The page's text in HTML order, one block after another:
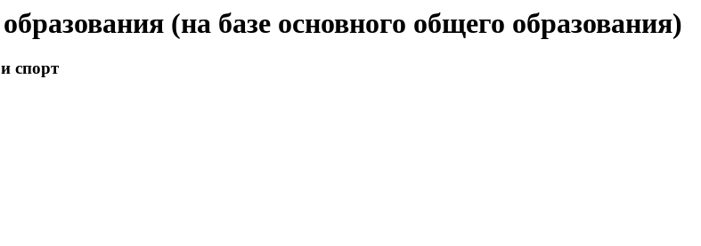
(на базе основного общего образования)
спорт